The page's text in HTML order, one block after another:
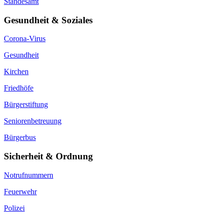
Gesundheit & Soziales
Corona-Virus
Gesundheit
Kirchen
Friedhöfe
Bürgerstiftung
Seniorenbetreuung
Bürgerbus
Sicherheit & Ordnung
Notrufnummern
Feuerwehr
Polizei